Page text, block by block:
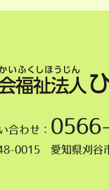
合わせ：
0015 愛知県刈谷